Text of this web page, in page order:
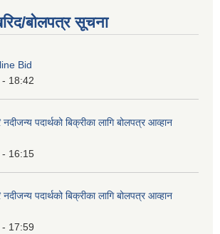
बोलपत्र सूचना
Bid
18:42
पदार्थको बिक्रीका लागि बोलपत्र आव्हान
16:15
पदार्थको बिक्रीका लागि बोलपत्र आव्हान
17:59